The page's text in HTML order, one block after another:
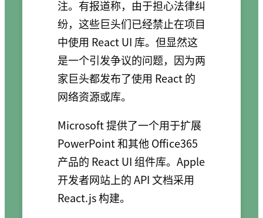
注。有报道称，由于担心法律纠
纷，这些巨头们已经禁止在项目
中使用 React UI 库。但显然这
是一个引发争议的问题，因为两
家巨头都发布了使用 React 的
网络资源或库。
Microsoft 提供了一个用于扩展
PowerPoint 和其他 Office365
产品的 React UI 组件库。Apple
开发者网站上的 API 文档采用
React.js 构建。